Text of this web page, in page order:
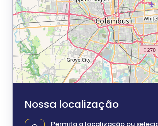
Nossa localização